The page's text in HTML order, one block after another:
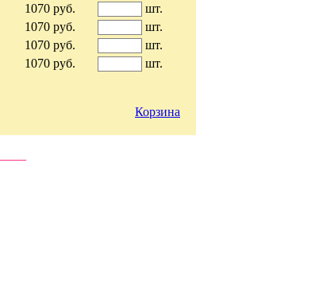
1070 руб.
шт.
1070 руб.
шт.
1070 руб.
шт.
1070 руб. шт.
Корзина